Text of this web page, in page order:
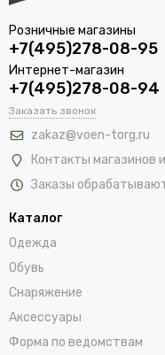
Розничные магазины
+7(495)278-08-95
Интернет-магазин
+7(495)278-08-94
Заказать звонок
zakaz@voen-torg.ru
Контакты магазинов
Заказы
Каталог
Одежда
Обувь
Снаряжение
Аксессуары
Форма по ведомствам